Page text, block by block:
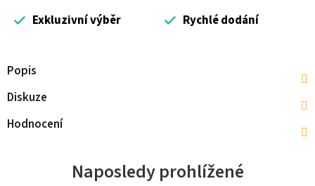
Exkluzivní výběr Rychlé dodání
Popis
Diskuze
Hodnocení
Naposledy prohlížené